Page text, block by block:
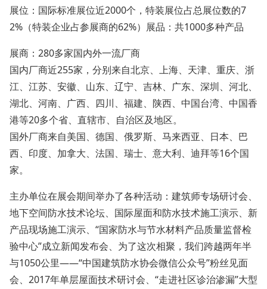
展位：国际标准展位近2000个，特装展位占总展位数的7
2%（特装企业占参展商的62%）展品：共1000多种产品
展商： 280多家国内外一流厂商
国内厂商近255家，分别来自北京、上海、天津、重庆、浙
江、江苏、安徽、山东、辽宁、吉林、广东、深圳、河北、
湖北、河南、广西、四川、福建、陕西、中国台湾、中国香
港等20多个省、直辖市、自治区及地区。
国外厂商来自美国、德国、俄罗斯、马来西亚、日本、巴
西、印度、加拿大、法国、瑞士、意大利、迪拜等16个国
家。
主办单位在展会期间举办了各种活动：建筑师专场研讨会、
地下空间防水技术论坛、国际屋面和防水技术施工演示、新
产品现场施工演示、“国家防水与节水材料产品质量监督检
验中心”成立新闻发布会、为了这次相聚，我们跨越两年半
与1050公里——“中国建筑防水协会微信公众号”粉丝见面
会、2017年单层屋面技术研讨会、“走进社区诊治渗漏”大型